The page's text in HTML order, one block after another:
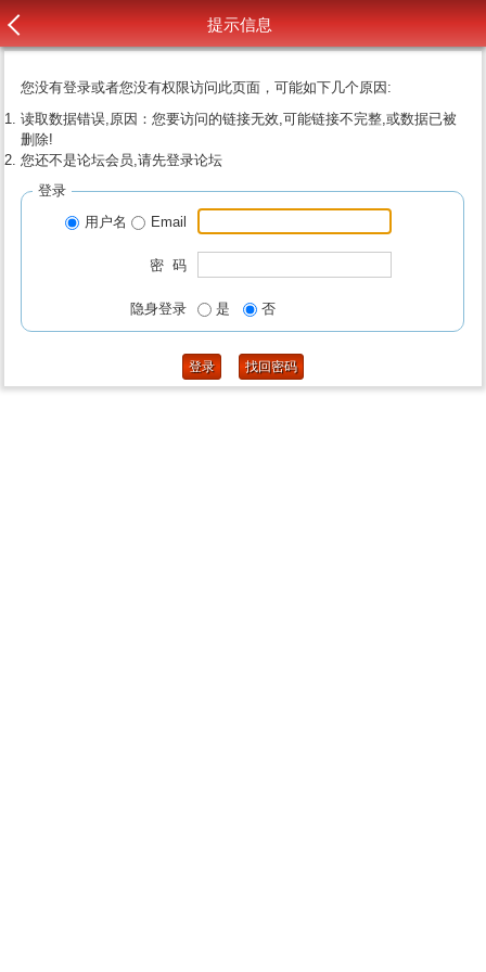
提示信息
您没有登录或者您没有权限访问此页面，可能如下几个原因:
读取数据错误,原因：您要访问的链接无效,可能链接不完整,或数据已被
删除!
您还不是论坛会员,请先登录论坛
登录
用户名
Email
密 码
隐身登录 是 否